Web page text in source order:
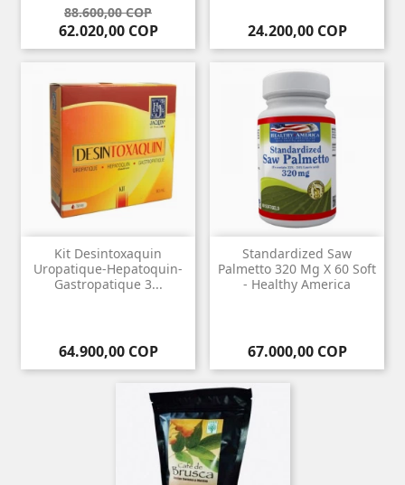
Precio base
88.600,00 COPPrecio
62.020,00 COP
Precio
24.200,00 COP
Kit Desintoxaquin
Uropatique-Hepatoquin-
Gastropatique 3...
Precio
64.900,00 COP
Standardized Saw
Palmetto 320 Mg X 60 Soft
- Healthy America
Precio
67.000,00 COP